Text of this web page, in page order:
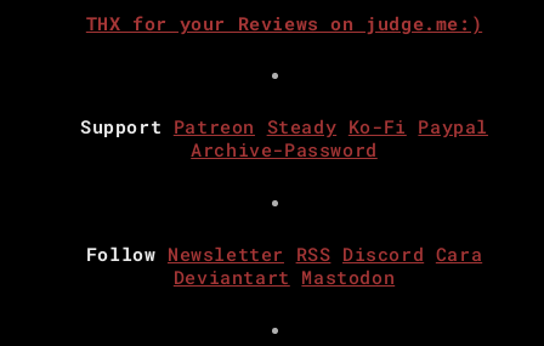
THX for your Reviews on judge.me:)
Support Patreon Steady Ko-Fi Paypal
Archive-Password
Follow Newsletter RSS Discord Cara
Deviantart Mastodon